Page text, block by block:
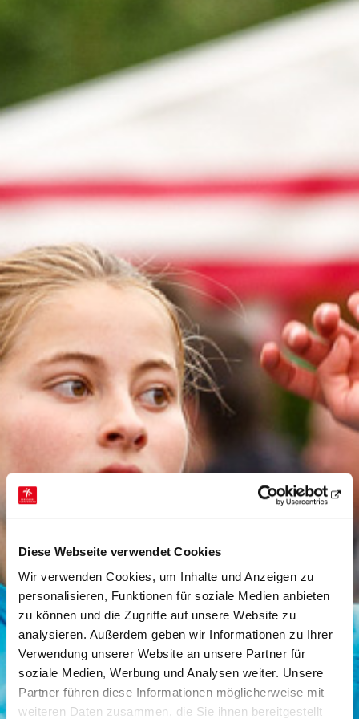
Diese Webseite verwendet Cookies
Wir verwenden Cookies, um Inhalte und Anzeigen zu
personalisieren, Funktionen für soziale Medien anbieten
zu können und die Zugriffe auf unsere Website zu
analysieren. Außerdem geben wir Informationen zu Ihrer
Verwendung unserer Website an unsere Partner für
soziale Medien, Werbung und Analysen weiter. Unsere
Partner führen diese Informationen möglicherweise mit
weiteren Daten zusammen, die Sie ihnen bereitgestellt